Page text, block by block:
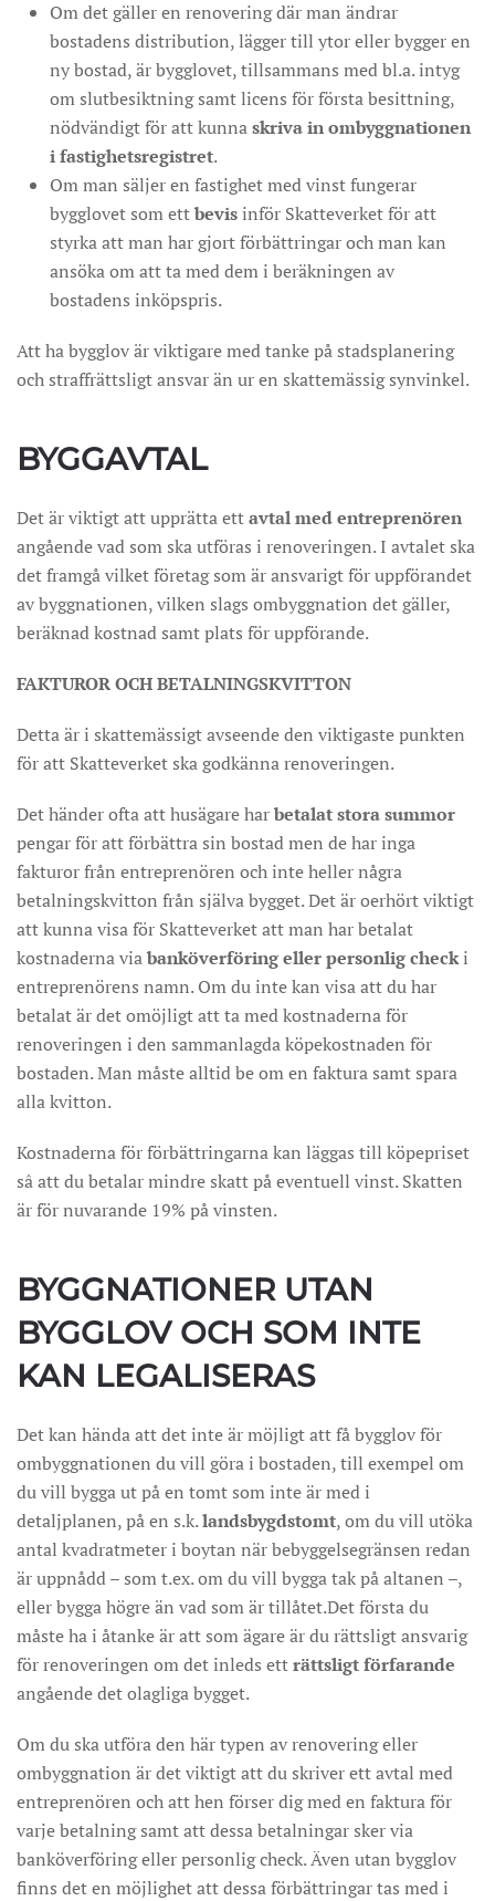
Om det gäller en renovering där man ändrar
bostadens distribution, lägger till ytor eller bygger en
ny bostad, är bygglovet, tillsammans med bl.a. intyg
om slutbesiktning samt licens för första besittning,
nödvändigt för att kunnaskriva in ombyggnationen
i fastighetsregistret.
Om man säljer en fastighet med vinst fungerar
bygglovet som ettbevisinför Skatteverket för att
styrka att man har gjort förbättringar och man kan
ansöka om att ta med dem i beräkningen av
bostadens inköpspris.
Att ha bygglov är viktigare med tanke på stadsplanering
och straffrättsligt ansvar än ur en skattemässig synvinkel.
BYGGAVTAL
Det är viktigt att upprätta ettavtal med entreprenören
angående vad som ska utföras i renoveringen. I avtalet ska
det framgå vilket företag som är ansvarigt för uppförandet
av byggnationen, vilken slags ombyggnation det gäller,
beräknad kostnad samt plats för uppförande.
FAKTUROR OCH BETALNINGSKVITTON
Detta är i skattemässigt avseende den viktigaste punkten
för att Skatteverket ska godkänna renoveringen.
Det händer ofta att husägare harbetalat stora summor
pengar för att förbättra sin bostad men de har inga
fakturor från entreprenören och inte heller några
betalningskvitton från själva bygget. Det är oerhört viktigt
att kunna visa för Skatteverket att man har betalat
kostnaderna viabanköverföring eller personlig checki
entreprenörens namn. Om du inte kan visa att du har
betalat är det omöjligt att ta med kostnaderna för
renoveringen i den sammanlagda köpekostnaden för
bostaden. Man måste alltid be om en faktura samt spara
alla kvitton.
Kostnaderna för förbättringarna kan läggas till köpepriset
sâ att du betalar mindre skatt på eventuell vinst. Skatten
är för nuvarande 19% på vinsten.
BYGGNATIONER UTAN
BYGGLOV OCH SOM INTE
KAN LEGALISERAS
Det kan hända att det inte är möjligt att få bygglov för
ombyggnationen du vill göra i bostaden, till exempel om
du vill bygga ut på en tomt som inte är med i
detaljplanen, på en s.k.landsbygdstomt, om du vill utöka
antal kvadratmeter i boytan när bebyggelsegränsen redan
är uppnådd – som t.ex. om du vill bygga tak på altanen –,
eller bygga högre än vad som är tillåtet.Det första du
måste ha i åtanke är att som ägare är du rättsligt ansvarig
för renoveringen om det inleds etträttsligt förfarande
angående det olagliga bygget.
Om du ska utföra den här typen av renovering eller
ombyggnation är det viktigt att du skriver ett avtal med
entreprenören och att hen förser dig med en faktura för
varje betalning samt att dessa betalningar sker via
banköverföring eller personlig check. Även utan bygglov
finns det en möjlighet att dessa förbättringar tas med i